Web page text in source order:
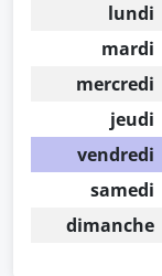
lundi
mardi
mercredi
jeudi
vendredi
samedi
dimanche